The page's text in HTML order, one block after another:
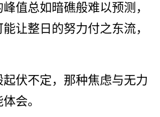
值总如暗礁般难以预测，
让整日的努力付之东流，
伏不定，那种焦虑与无力
会。